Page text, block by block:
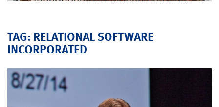
TAG: RELATIONAL SOFTWARE
INCORPORATED